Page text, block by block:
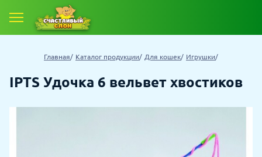
Главная Каталог продукции Для кошек Игрушки
IPTS Удочка 6 вельвет хвостиков